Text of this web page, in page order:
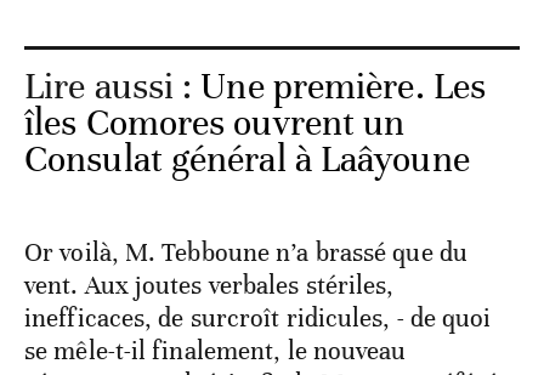
Lire aussi : Une première. Les
îles Comores ouvrent un
Consulat général à Laâyoune
Or voilà, M. Tebboune n’a brassé que du
vent. Aux joutes verbales stériles,
inefficaces, de surcroît ridicules, - de quoi
se mêle-t-il finalement, le nouveau